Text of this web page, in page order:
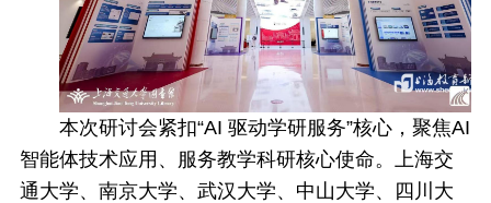
本次研讨会紧扣“AI 驱动学研服务”核心，聚焦AI
智能体技术应用、服务教学科研核心使命。上海交
通大学、南京大学、武汉大学、中山大学、四川大